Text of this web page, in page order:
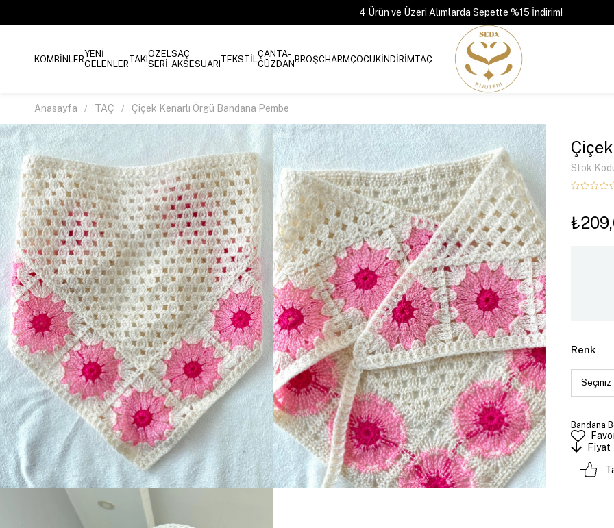
4 Ürün ve Üzeri Alımlarda Sepette %15 İndirim!
KOMBİNLERYENİ
GELENLERTAKIÖZEL
SERİ
SAÇ
AKSESUARI TEKSTİLÇANTA-
CÜZDANBROŞCHARMÇOCUKİNDİRİMTAÇ
Anasayfa TAÇ Çiçek Kenarlı Örgü Bandana Pembe
Stok
Renk
Bandana
Fiyat